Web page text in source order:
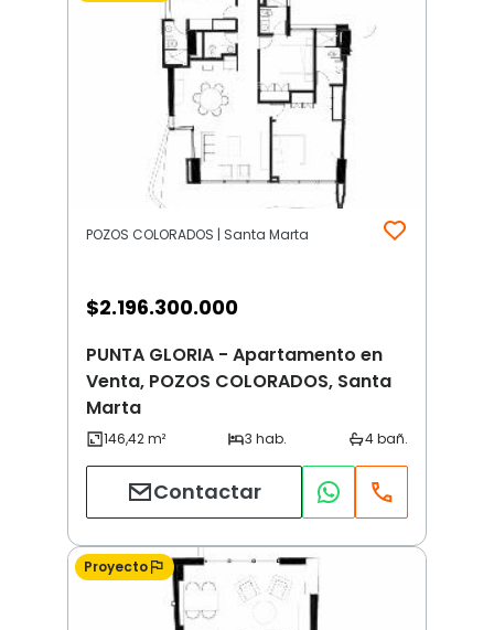
POZOS COLORADOS | Santa Marta
$2.196.300.000
PUNTA GLORIA - Apartamento en
Venta, POZOS COLORADOS, Santa
Marta
Contactar
Proyecto